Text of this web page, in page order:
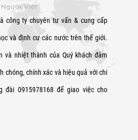
công ty chuyên tư vấn & cung cấp
và định cư các nước trên thế giới.
và nhiệt thành của Quý khách đảm
chóng, chính xác và hiệu quả với chi
đài 0915978168 để giao việc cho